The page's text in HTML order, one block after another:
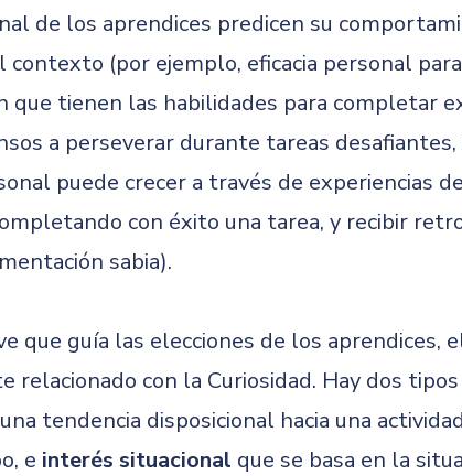
de los aprendices predicen su
contexto (por ejemplo, eficacia personal
que tienen las habilidades para completar
a perseverar durante tareas
puede crecer a través de experiencias
con éxito una tarea, y recibir
sabia).
que guía las elecciones de los aprendices,
relacionado con la Curiosidad. Hay dos
tendencia disposicional hacia una
e interés situacional que se basa en la